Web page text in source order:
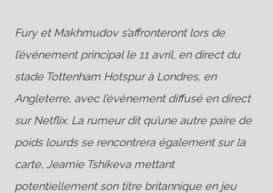
Fury et Makhmudov s’affronteront lors de
l’événement principal le 11 avril, en direct du
stade Tottenham Hotspur à Londres, en
Angleterre, avec l’événement diffusé en direct
sur Netflix. La rumeur dit qu’une autre paire de
poids lourds se rencontrera également sur la
carte, Jeamie Tshikeva mettant
potentiellement son titre britannique en jeu